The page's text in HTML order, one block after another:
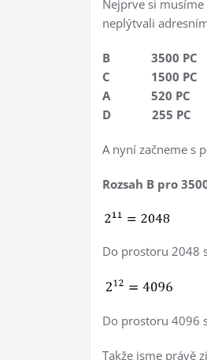
Nejprve si
neplýtvali
B 3500 PC
C 1500 PC
A 520 PC
D 255 PC
A nyní začneme s
Rozsah B pro
Do prostoru 2048
Do prostoru 4096
Takže jsme právě